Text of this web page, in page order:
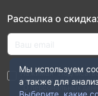
Рассылка о
Нажимая
персональных
“О персональных
Мы используем
а также для
Выберите, какие